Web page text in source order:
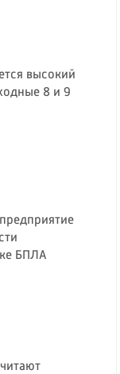
высокий
8 и 9
БПЛА